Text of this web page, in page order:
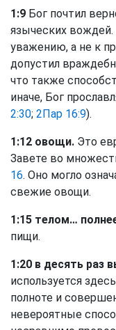
1:9 Бог почтил
языческих вождей.
уважению, а не к
допустил
что также
иначе, Бог
2:30; 2Пар 16:9).
1:12 овощи. Это
Завете во
16. Оно могло
свежие овощи.
1:15 телом…
пищи.
1:20 в десять раз
используется
полноте и
невероятные